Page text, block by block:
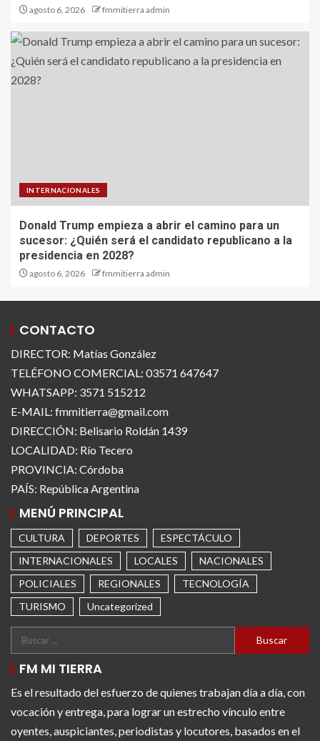
agosto 6, 2026 fmmitierra admin
INTERNACIONALES
Donald Trump empieza a abrir el camino para un
sucesor: ¿Quién será el candidato republicano a la
presidencia en 2028?
agosto 6, 2026 fmmitierra admin
CONTACTO
DIRECTOR: Matías González
TELÉFONO COMERCIAL: 03571 647647
WHATSAPP: 3571 515212
E-MAIL: fmmitierra@gmail.com
DIRECCIÓN: Belisario Roldán 1439
LOCALIDAD: Río Tecero
PROVINCIA: Córdoba
PAÍS: República Argentina
MENÚ PRINCIPAL
CULTURA DEPORTES
ESPECTÁCULO
INTERNACIONALES
LOCALES
NACIONALES
POLICIALES
REGIONALES
TECNOLOGÍA
TURISMO
Uncategorized
FM MI TIERRA
Es el resultado del esfuerzo de quienes trabajan día a día, con
vocación y entrega, para lograr un estrecho vínculo entre
oyentes, auspiciantes, periodistas y locutores, basados en el